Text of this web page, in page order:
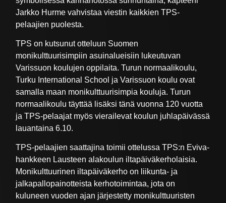
Jarkko Hurme vahvistaa viestin kaikkien TPS-
pelaajien puolesta.
TPS on kutsunut otteluun Suomen
monikulttuurisimpiin asuinalueisiin lukeutuvan
Varissuon koulujen oppilaita. Turun normaalikoulu,
Turku International School ja Varissuon koulu ovat
samalla maan monikulttuurisimpia kouluja. Turun
normaalikoulu täyttää lisäksi tänä vuonna 120 vuotta
ja TPS-pelaajat myös vierailevat koulun juhlapäivässä
lauantaina 6.10.
TPS-pelaajien saattajina toimii ottelussa TPS:n Eviva-
hankkeen Lausteen alakoulun iltapäiväkerholaisia.
Monikulttuurinen iltapäiväkerho on liikunta- ja
jalkapallopainotteista kerhotoimintaa, jota on
kuluneen vuoden ajan järjestetty monikulttuuristen